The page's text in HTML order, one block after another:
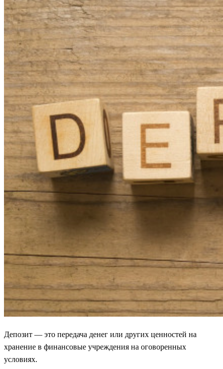
Депозит — это передача денег или других ценностей на
хранение в финансовые учреждения на оговоренных
условиях.